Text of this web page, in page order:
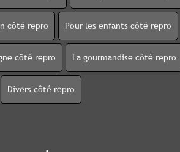
côté repro Pour les enfants côté repro
côté repro La gourmandise côté repro
Divers côté repro